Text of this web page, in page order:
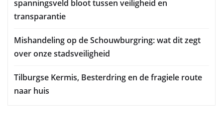
spanningsveld bloot tussen veiligheid en
transparantie
Mishandeling op de Schouwburgring: wat dit zegt
over onze stadsveiligheid
Tilburgse Kermis, Besterdring en de fragiele route
naar huis